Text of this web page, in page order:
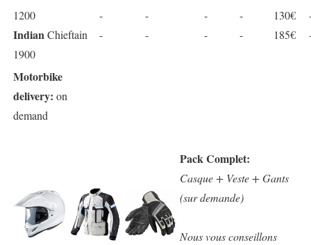
1200
IndianChieftain
1900
-
-
-
-
-
-
-
-
130€
185€
Motorbike
delivery: on
demand
Pack Complet:
Casque + Veste + Gants
(sur demande)
Nous vous conseillons